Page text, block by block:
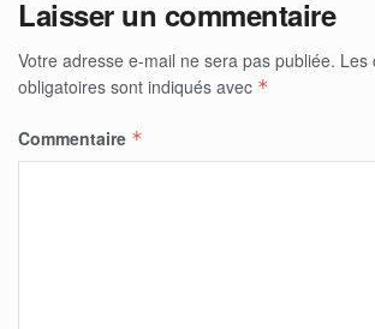
Laisser un commentaire
Votre adresse e-mail ne sera pas publiée. Les
obligatoires sont indiqués avec *
Commentaire *